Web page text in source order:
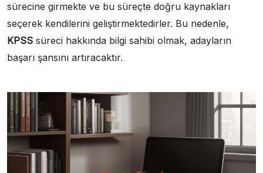
sürecine girmekte ve bu süreçte doğru kaynakları
seçerek kendilerini geliştirmektedirler. Bu nedenle,
KPSS süreci hakkında bilgi sahibi olmak, adayların
başarı şansını artıracaktır.